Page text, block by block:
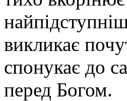
викликає
спонукає до
перед Богом.